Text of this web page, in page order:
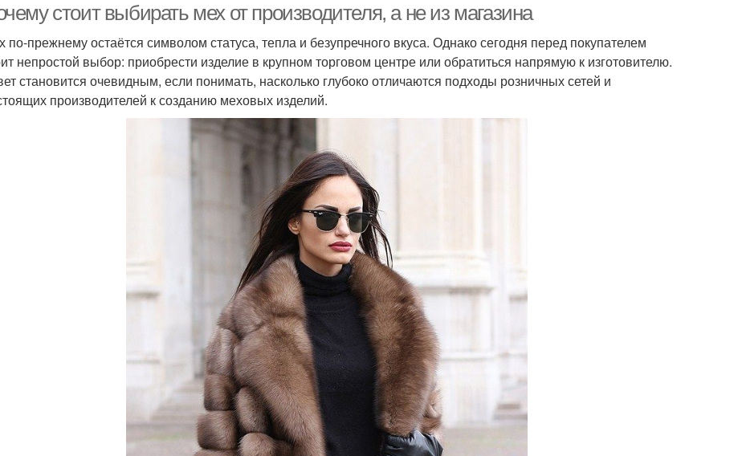
стоит выбирать мех от производителя, а не из магазина
по-прежнему остаётся символом статуса, тепла и безупречного вкуса. Однако сегодня перед покупателем
непростой выбор: приобрести изделие в крупном торговом центре или обратиться напрямую к изготовителю.
становится очевидным, если понимать, насколько глубоко отличаются подходы розничных сетей и
производителей к созданию меховых изделий.